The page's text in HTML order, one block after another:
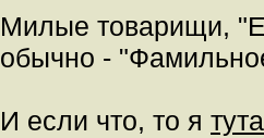
Милые товарищи,
обычно -
И если что, то я тута